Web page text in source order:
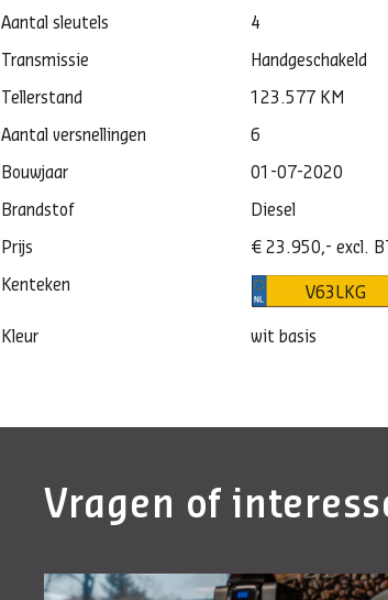
Aantal sleutels 4
Transmissie Handgeschakeld
Tellerstand 123.577 KM
Aantal versnellingen 6
Bouwjaar 01-07-2020
Brandstof Diesel
Prijs € 23.950,- excl.
Kenteken V63LKG
Kleur wit basis
Vragen of